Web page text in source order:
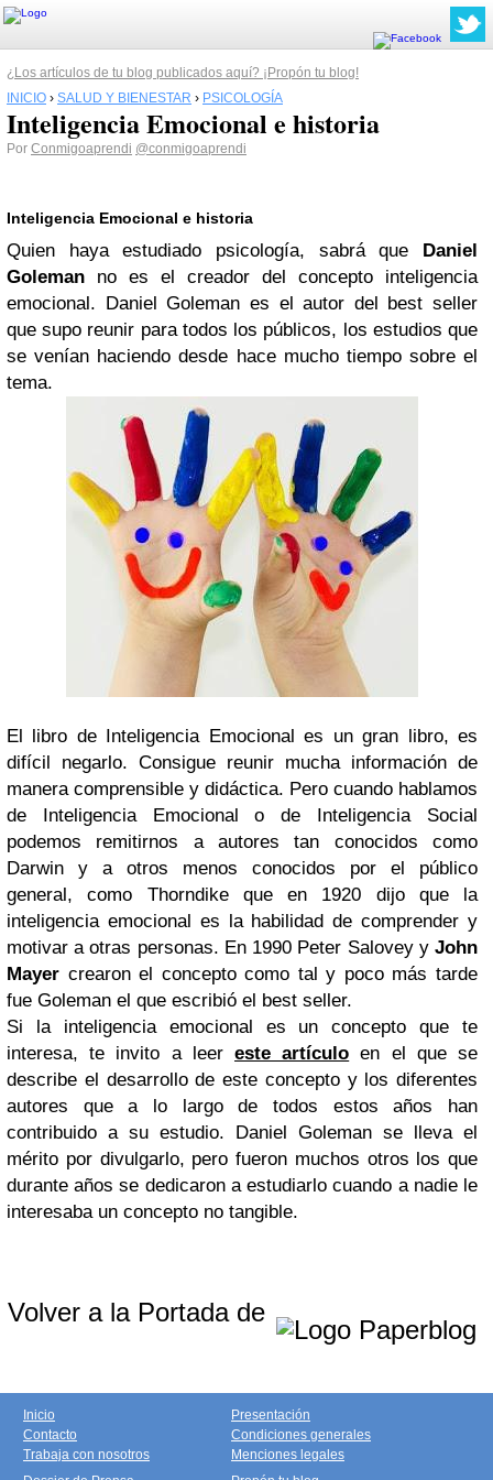
¿Los artículos de tu blog publicados aquí? ¡Propón tu blog!
INICIO › SALUD Y BIENESTAR › PSICOLOGÍA
Inteligencia Emocional e historia
Por Conmigoaprendi @conmigoaprendi
Inteligencia Emocional e historia
Quien haya estudiado psicología, sabrá que Daniel
Goleman no es el creador del concepto inteligencia
emocional. Daniel Goleman es el autor del best seller
que supo reunir para todos los públicos, los estudios que
se venían haciendo desde hace mucho tiempo sobre el
tema.
El libro de Inteligencia Emocional es un gran libro, es
difícil negarlo. Consigue reunir mucha información de
manera comprensible y didáctica. Pero cuando hablamos
de Inteligencia Emocional o de Inteligencia Social
podemos remitirnos a autores tan conocidos como
Darwin y a otros menos conocidos por el público
general, como Thorndike que en 1920 dijo que la
inteligencia emocional es la habilidad de comprender y
motivar a otras personas. En 1990 Peter Salovey y John
Mayer crearon el concepto como tal y poco más tarde
fue Goleman el que escribió el best seller.
Si la inteligencia emocional es un concepto que te
interesa, te invito a leer este artículo en el que se
describe el desarrollo de este concepto y los diferentes
autores que a lo largo de todos estos años han
contribuido a su estudio. Daniel Goleman se lleva el
mérito por divulgarlo, pero fueron muchos otros los que
durante años se dedicaron a estudiarlo cuando a nadie le
interesaba un concepto no tangible.
Volver a la Portada de
Inicio
Contacto
Trabaja con nosotros
Presentación
Condiciones generales
Menciones legales